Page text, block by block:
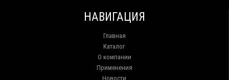
НАВИГАЦИЯ
Главная
Каталог
О компании
Применения
Новости